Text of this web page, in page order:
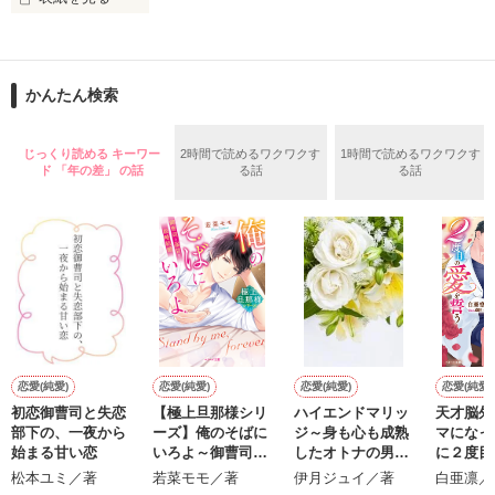
2026.6.5～2026.7.25
＊以前、公開していた話の改稿版です＊
作品を読む
ションの企画戦略室で働いている。
めた、同期で恋人の石垣守（26）がいるのだが、後輩の姫原由
いた。
守と由羅から『便利屋雛子』と馬鹿にされ、一人こっそり泣い
た上、同居まで提案してきて──？
鷹哉『宜しくな、俺の雛子』🦅
雛子『俺の……ひぃ、雛子？！！！』🐥
シゴデキで冷徹な上司が見せる素顔は、なぜか想像以上に甘く
て……🐥💓🦅
※表紙も作中使用の画像も全てフリー素材です。
※執筆期間2026.6.3〜7.20完結です。
※他サイトさんにて恋愛トレンド1位でした〜良かったら読ん
で頂けると嬉しいです。
かんたん検索
じっくり読める キーワー
ド 「年の差」 の話
2時間で読めるワクワクす
る話
1時間で読めるワクワクす
る話
恋愛(純愛)
初恋御曹司と失恋
部下の、一夜から
始まる甘い恋
松本ユミ／著
恋愛(純愛)
【極上旦那様シリ
ーズ】俺のそばに
いろよ～御曹司と
溺甘な政略結婚～
若菜モモ／著
恋愛(純愛)
ハイエンドマリッ
ジ～身も心も成熟
したオトナの男に
愛されて～
伊月ジュイ／著
恋愛(純愛)
天才脳
マにな
に２度
う
白亜凛